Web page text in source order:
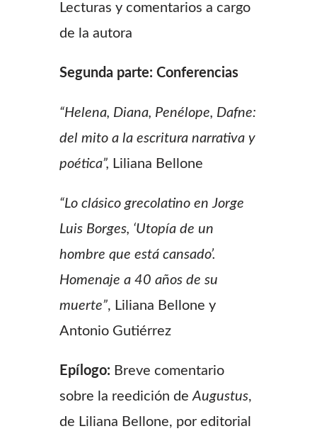
Lecturas y comentarios a cargo
de la autora
Segunda parte: Conferencias
“Helena, Diana, Penélope, Dafne:
del mito a la escritura narrativa y
poética”, Liliana Bellone
“Lo clásico grecolatino en Jorge
Luis Borges, ‘Utopía de un
hombre que está cansado’.
Homenaje a 40 años de su
muerte”, Liliana Bellone y
Antonio Gutiérrez
Epílogo: Breve comentario
sobre la reedición de Augustus,
de Liliana Bellone, por editorial